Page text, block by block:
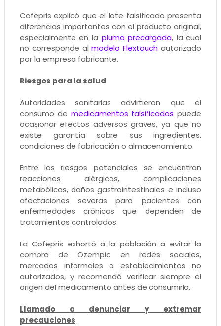
Cofepris explicó que el lote falsificado presenta
diferencias importantes con el producto original,
especialmente en la pluma precargada, la cual
no corresponde almodelo Flextouch autorizado
por la empresa fabricante.
Riesgos para la salud
Autoridades sanitarias advirtieron que el
consumo de medicamentos falsificados puede
ocasionar efectos adversos graves, ya que no
existe garantía sobre sus ingredientes,
condiciones de fabricación o almacenamiento.
Entre los riesgos potenciales se encuentran
reacciones alérgicas, complicaciones
metabólicas, daños gastrointestinales e incluso
afectaciones severas para pacientes con
enfermedades crónicas que dependen de
tratamientos controlados.
La Cofepris exhortó a la población a evitar la
compra de Ozempic en redes sociales,
mercados informales o establecimientos no
autorizados, y recomendó verificar siempre el
origen del medicamento antes de consumirlo.
Llamado a denunciar y extremar
precauciones